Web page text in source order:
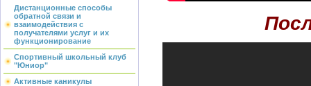
Дистанционные способы
обратной связи и
взаимодействия с
получателями услуг и их
функционирование
Спортивный школьный клуб
"Юниор"
Активные каникулы